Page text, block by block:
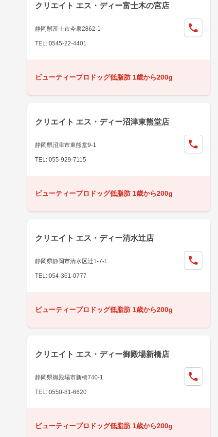
クリエイト エス・ディー富士木の宮店
静岡県富士市今泉2862-1
TEL: 0545-22-4401
ビューティープロドッグ低脂肪 1歳から200g
クリエイト エス・ディー沼津東熊堂店
静岡県沼津市東熊堂9-1
TEL: 055-929-7115
ビューティープロドッグ低脂肪 1歳から200g
クリエイト エス・ディー清水辻店
静岡県静岡市清水区辻1-7-1
TEL: 054-361-0777
ビューティープロドッグ低脂肪 1歳から200g
クリエイト エス・ディー御殿場新橋店
静岡県御殿場市新橋740-1
TEL: 0550-81-6620
ビューティープロドッグ低脂肪 1歳から200g